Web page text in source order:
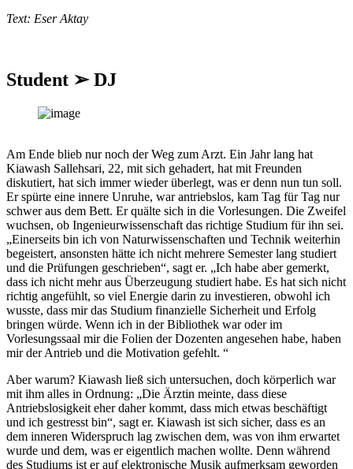
Text: Eser Aktay
Student ➢ DJ
Am Ende blieb nur noch der Weg zum Arzt. Ein Jahr lang hat
Kiawash Sallehsari, 22, mit sich gehadert, hat mit Freunden
diskutiert, hat sich immer wieder überlegt, was er denn nun tun soll.
Er spürte eine innere Unruhe, war antriebslos, kam Tag für Tag nur
schwer aus dem Bett. Er quälte sich in die Vorlesungen. Die Zweifel
wuchsen, ob Ingenieurwissenschaft das richtige Studium für ihn sei.
„Einerseits bin ich von Naturwissenschaften und Technik weiterhin
begeistert, ansonsten hätte ich nicht mehrere Semester lang studiert
und die Prüfungen geschrieben“, sagt er. „Ich habe aber gemerkt,
dass ich nicht mehr aus Überzeugung studiert habe. Es hat sich nicht
richtig angefühlt, so viel Energie darin zu investieren, obwohl ich
wusste, dass mir das Studium finanzielle Sicherheit und Erfolg
bringen würde. Wenn ich in der Bibliothek war oder im
Vorlesungssaal mir die Folien der Dozenten angesehen habe, haben
mir der Antrieb und die Motivation gefehlt. “
Aber warum? Kiawash ließ sich untersuchen, doch körperlich war
mit ihm alles in Ordnung: „Die Ärztin meinte, dass diese
Antriebslosigkeit eher daher kommt, dass mich etwas beschäftigt
und ich gestresst bin“, sagt er. Kiawash ist sich sicher, dass es an
dem inneren Widerspruch lag zwischen dem, was von ihm erwartet
wurde und dem, was er eigentlich machen wollte. Denn während
des Studiums ist er auf elektronische Musik aufmerksam geworden